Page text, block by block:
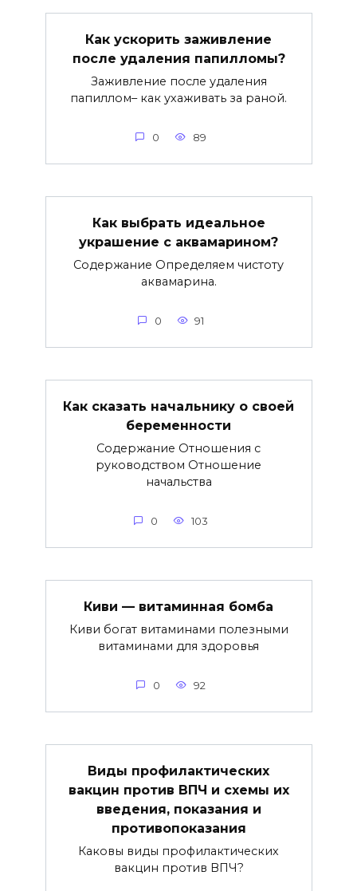
Как ускорить заживление
после удаления папилломы?
Заживление после удаления
папиллом– как ухаживать за раной.
0 89
Как выбрать идеальное
украшение с аквамарином?
Содержание Определяем чистоту
аквамарина.
0 91
Как сказать начальнику о своей
беременности
Содержание Отношения с
руководством Отношение
начальства
0 103
Киви — витаминная бомба
Киви богат витаминами полезными
витаминами для здоровья
0 92
Виды профилактических
вакцин против ВПЧ и схемы их
введения, показания и
противопоказания
Каковы виды профилактических
вакцин против ВПЧ?